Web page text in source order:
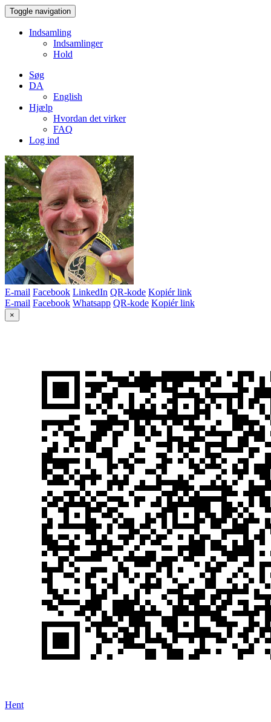
Toggle navigation
Indsamling
Indsamlinger
Hold
Søg
DA
English
Hjælp
Hvordan det virker
FAQ
Log ind
E-mail Facebook LinkedIn QR-kode Kopiér link
E-mail Facebook Whatsapp QR-kode Kopiér link
×
Hent